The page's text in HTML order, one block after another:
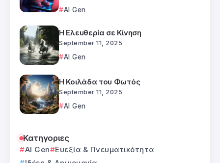
AI Gen
Η Ελευθερία σε Κίνηση
September 11, 2025
AI Gen
Η Κοιλάδα του Φωτός
September 11, 2025
AI Gen
Κατηγοριες
AI Gen
Ευεξία & Πνευματικότητα